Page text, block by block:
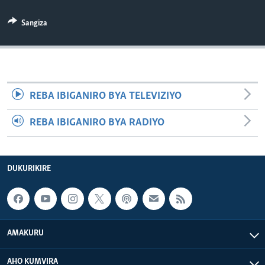
Sangiza
REBA IBIGANIRO BYA TELEVIZIYO
REBA IBIGANIRO BYA RADIYO
DUKURIKIRE
AMAKURU
AHO KUMVIRA